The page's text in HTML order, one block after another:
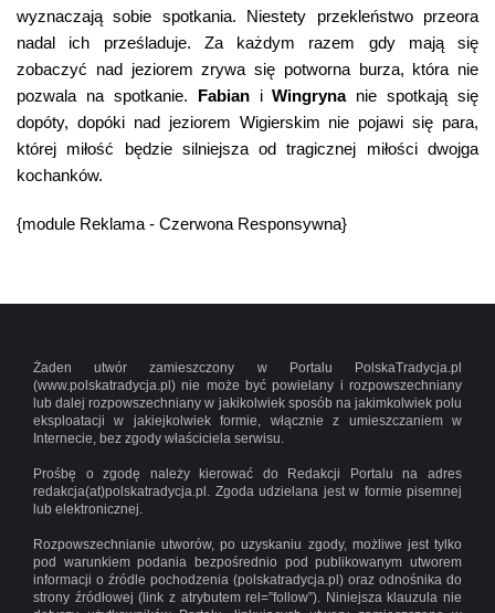
wyznaczają sobie spotkania. Niestety przekleństwo przeora
nadal ich prześladuje. Za każdym razem gdy mają się
zobaczyć nad jeziorem zrywa się potworna burza, która nie
pozwala na spotkanie. FabianiWingrynanie spotkają się
dopóty, dopóki nad jeziorem Wigierskim nie pojawi się para,
której miłość będzie silniejsza od tragicznej miłości dwojga
kochanków.
{module Reklama - Czerwona Responsywna}
Żaden utwór zamieszczony w Portalu PolskaTradycja.pl
(www.polskatradycja.pl) nie może być powielany i rozpowszechniany
lub dalej rozpowszechniany w jakikolwiek sposób na jakimkolwiek polu
eksploatacji w jakiejkolwiek formie, włącznie z umieszczaniem w
Internecie, bez zgody właściciela serwisu.
Prośbę o zgodę należy kierować do Redakcji Portalu na adres
redakcja(at)polskatradycja.pl. Zgoda udzielana jest w formie pisemnej
lub elektronicznej.
Rozpowszechnianie utworów, po uzyskaniu zgody, możliwe jest tylko
pod warunkiem podania bezpośrednio pod publikowanym utworem
informacji o źródle pochodzenia (polskatradycja.pl) oraz odnośnika do
strony źródłowej (link z atrybutem rel=”follow”). Niniejsza klauzula nie